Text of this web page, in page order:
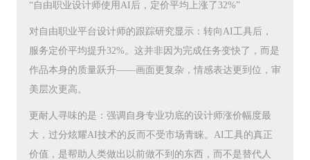
“自由职业设计师使用AI后，定价平均上涨了32%”
对自由职业平台设计师的跟踪研究显示：转向AI工具后，
服务定价平均提升32%。这并非因为完成任务变快了，而是
作品本身的质量跃升——画面更复杂，情感表达更到位，审
美层次更高。
更耐人寻味的是：强调自身专业功底的设计师涨价幅度最
大，过分炫耀AI技术的反而不受市场青睐。AI工具的真正
价值，是帮助人类做出以前做不到的东西，而不是替代人